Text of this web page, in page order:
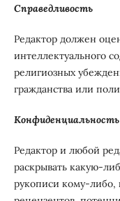
Справедливость
Редактор должен
интеллектуального
религиозных
гражданства или
Конфиденциальность
Редактор и любой
раскрывать какую-
рукописи кому-либо,